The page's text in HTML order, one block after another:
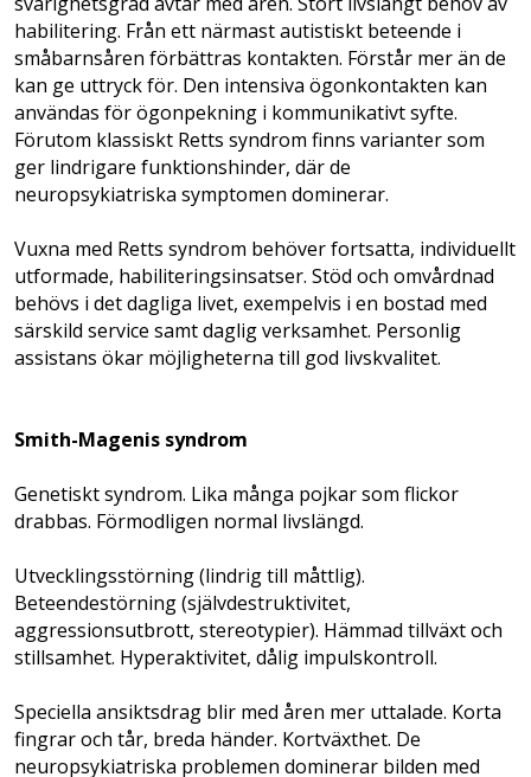
habilitering. Från ett närmast autistiskt beteende i
småbarnsåren förbättras kontakten. Förstår mer än de
kan ge uttryck för. Den intensiva ögonkontakten kan
användas för ögonpekning i kommunikativt syfte.
Förutom klassiskt Retts syndrom finns varianter som
ger lindrigare funktionshinder, där de
neuropsykiatriska symptomen dominerar.
Vuxna med Retts syndrom behöver fortsatta, individuellt
utformade, habiliterings­insatser. Stöd och omvårdnad
behövs i det dagliga livet, exempelvis i en bostad med
särskild service samt daglig verksamhet. Personlig
assistans ökar möjligheterna till god livskvalitet.
Smith-Magenis syndrom
Genetiskt syndrom. Lika många pojkar som flickor
drabbas. Förmodligen normal livslängd.
Utvecklingsstörning (lindrig till måttlig).
Beteendestörning (självdestruktivitet,
aggressionsutbrott, stereotypier). Hämmad tillväxt och
stillsamhet. Hyperaktivitet, dålig impulskontroll.
Speciella ansiktsdrag blir med åren mer uttalade. Korta
fingrar och tår, breda händer. Kortväxthet. De
neuropsykiatriska problemen dominerar bilden med